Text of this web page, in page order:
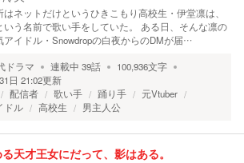
ネットだけというひきこもり高校生・伊堂凛は、
いう名前で歌い手をしていた。 ある日、そんな凛の
アイドル・Snowdropの白夜からのDMが届…
ドラマ 連載中 39話 100,936文字
日 21:02更新
配信者 歌い手 踊り手
元Vtuber
ドル
高校生 男主人公
天才王女にだって、影はある。